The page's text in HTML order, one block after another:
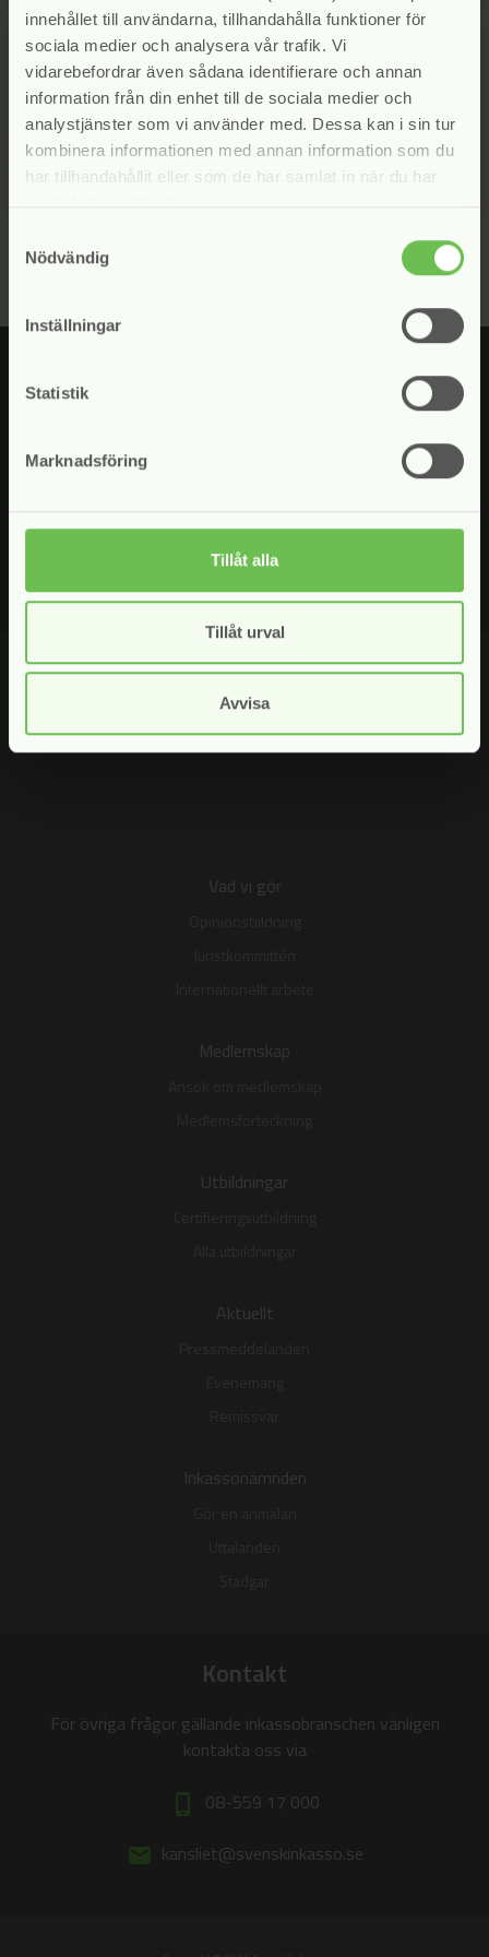
innehållet till användarna, tillhandahålla funktioner för
sociala medier och analysera vår trafik. Vi
vidarebefordrar även sådana identifierare och annan
information från din enhet till de sociala medier och
analystjänster som vi använder med. Dessa kan i sin tur
kombinera informationen med annan information som du
har tillhandahållit eller som de har samlat in när du har
Nödvändig
Inställningar
Statistik
Marknadsföring
Tillåt alla
Tillåt urval
Avvisa
Presskontakt
Kontakta vår ordförande, Fredrik Engström, vid
frågor
Gå till kontakter arrow_forward
Fyll i din e-postadress för att prenumerera på våra nyhetsbrev.
Jag samtycker till att Svensk Inkasso hanterar mina uppgifter
Vad vi gör
Medlemskap
Utbildningar
Aktuellt
Inkassonämnden
Kontakt
För övriga frågor gällande inkassobranschen vänligen
kontakta oss via
phone_iphone 08-559 17 000
email kansliet@svenskinkasso.se